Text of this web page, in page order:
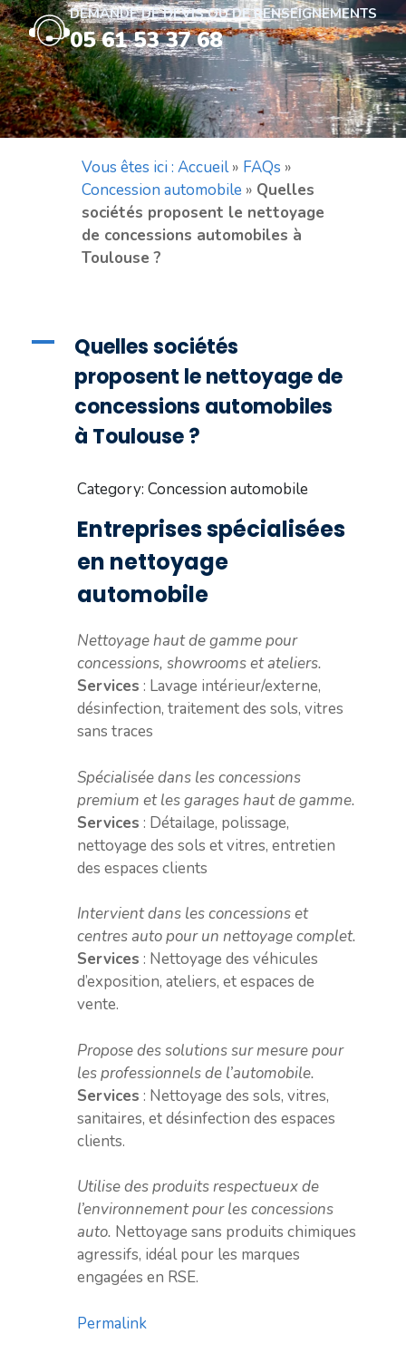
DEMANDE DE DEVIS OU DE RENSEIGNEMENTS
05 61 53 37 68
Vous êtes ici : Accueil» FAQs »
Concession automobile » Quelles
sociétés proposent le nettoyage
de concessions automobiles à
Toulouse ?
A
Quelles sociétés
proposent le nettoyage de
concessions automobiles
à Toulouse ?
Category: Concession automobile
Entreprises spécialisées
en nettoyage
automobile
Nettoyage haut de gamme pour
concessions, showrooms et ateliers.
Services : Lavage intérieur/externe,
désinfection, traitement des sols, vitres
sans traces
Spécialisée dans les concessions
premium et les garages haut de gamme.
Services : Détailage, polissage,
nettoyage des sols et vitres, entretien
des espaces clients
Intervient dans les concessions et
centres auto pour un nettoyage complet.
Services : Nettoyage des véhicules
d’exposition, ateliers, et espaces de
vente.
Propose des solutions sur mesure pour
les professionnels de l’automobile.
Services : Nettoyage des sols, vitres,
sanitaires, et désinfection des espaces
clients.
Utilise des produits respectueux de
l’environnement pour les concessions
auto. Nettoyage sans produits chimiques
agressifs, idéal pour les marques
engagées en RSE.
Permalink